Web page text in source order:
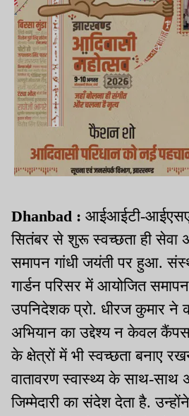
Dhanbad : आईआईटी-
सितंबर से शुरू स्वच्छता ही सेवा
समापन गांधी जयंती पर हुआ.
गार्डन परिसर में आयोजित
उपनिदेशक प्रो. धीरज कुमार ने
अभियान का उद्देश्य न केवल
के क्षेत्रों में भी स्वच्छता बनाए
वातावरण स्वास्थ्य के साथ-
जिम्मेदारी का संदेश देता है.